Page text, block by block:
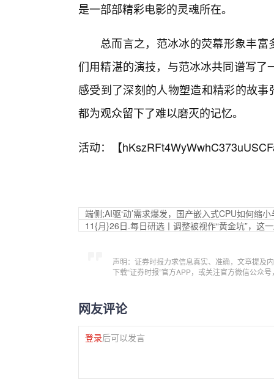
是一部部精彩电影的灵魂所在。
总而言之，范冰冰的荧幕形象丰富
们用精湛的演技，与范冰冰共同谱写
感受到了深刻的人物塑造和精彩的故
都为观众留下了难以磨灭的记忆。
活动：【
端侧;AI驱‘动’需求爆发，国产嵌入式CPU如何缩
11{月}26日.每日研选丨调整被视作“黄金坑”，这
声明：证券时报力求信息真实、准确，文章提及
下载“证券时报”官方APP，或关注官方微信公众
网友评论
登录后可以发言